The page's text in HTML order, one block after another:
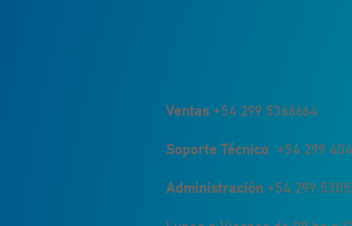
Ventas +54 299 5366664
Soporte Técnico +54 299
Administración +54 299